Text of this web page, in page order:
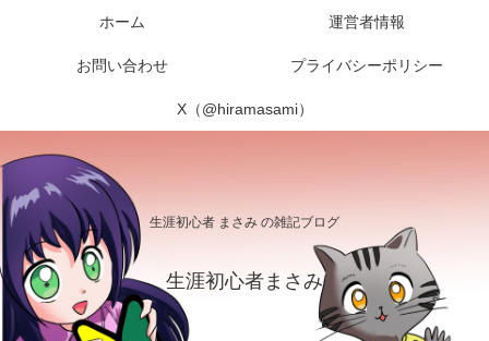
生涯初心者 まさみ の雑記ブログ
生涯初心者まさみ
ホーム 運営者情報
お問い合わせ プライバシーポリシー
X（@hiramasami）